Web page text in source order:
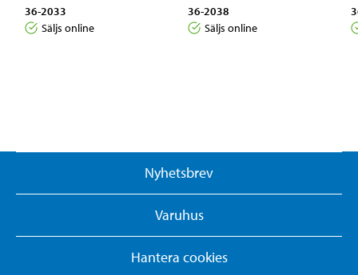
36-2033
Säljs online
36-2038
Säljs online
Nyhetsbrev
Varuhus
Hantera cookies